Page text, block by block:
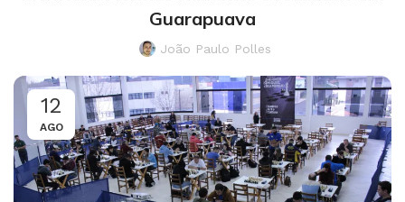
Guarapuava
João Paulo Polles
12
AGO